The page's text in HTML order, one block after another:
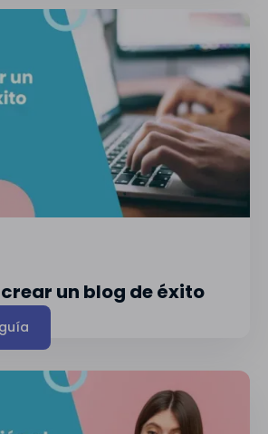
un blog de éxito